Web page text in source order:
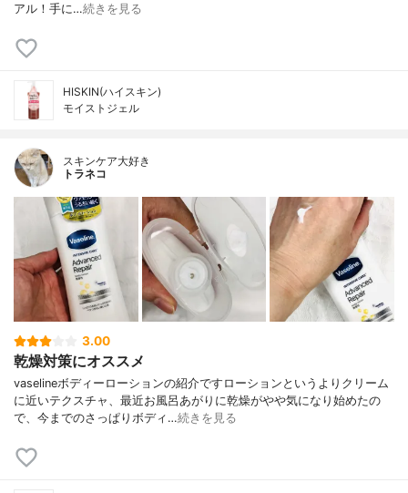
アル！手に…続きを見る
HISKIN(ハイスキン)
モイストジェル
スキンケア大好き
トラネコ
3.00
乾燥対策にオススメ
vaselineボディーローションの紹介ですローションというよりクリーム
に近いテクスチャ、最近お風呂あがりに乾燥がやや気になり始めたの
で、今までのさっぱりボディ…続きを見る